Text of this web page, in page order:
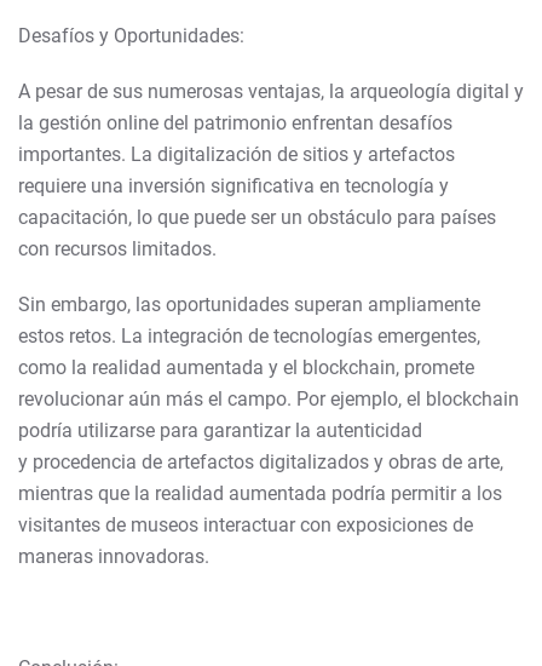
Desafíos y Oportunidades:
A pesar de sus numerosas ventajas, la arqueología digital y
la gestión online del patrimonio enfrentan desafíos
importantes. La digitalización de sitios y artefactos
requiere una inversión significativa en tecnología y
capacitación, lo que puede ser un obstáculo para países
con recursos limitados.
Sin embargo, las oportunidades superan ampliamente
estos retos. La integración de tecnologías emergentes,
como la realidad aumentada y el blockchain, promete
revolucionar aún más el campo. Por ejemplo, el blockchain
podría utilizarse para garantizar la autenticidad
y procedencia de artefactos digitalizados y obras de arte,
mientras que la realidad aumentada podría permitir a los
visitantes de museos interactuar con exposiciones de
maneras innovadoras.